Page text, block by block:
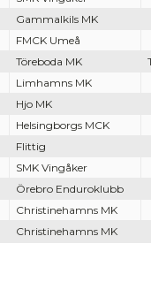
Gammalkils MK
FMCK Umeå
Töreboda MK
Limhamns MK
Hjo MK
Helsingborgs MCK
Flittig
SMK Vingåker
Örebro Enduroklubb
Christinehamns MK
Christinehamns MK